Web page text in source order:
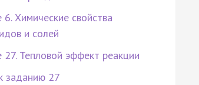
6. Химические свойства
и солей
27. Тепловой эффект реакции
заданию 27